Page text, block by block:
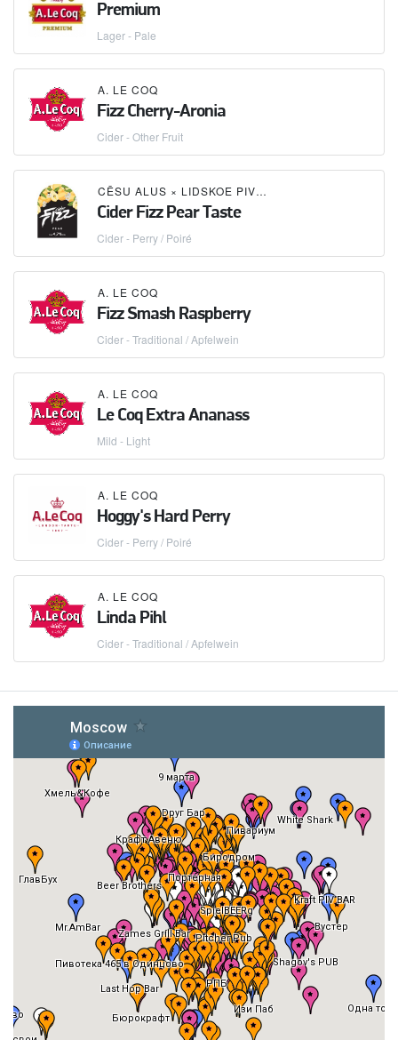
Premium
Lager - Pale
A. LE COQ
Fizz Cherry-Aronia
Cider - Other Fruit
CĒSU ALUS × LIDSKOE PIVO (ЛИДСКОЕ ПИВО)
Cider Fizz Pear Taste
Cider - Perry / Poiré
A. LE COQ
Fizz Smash Raspberry
Cider - Traditional / Apfelwein
A. LE COQ
Le Coq Extra Ananass
Mild - Light
A. LE COQ
Hoggy's Hard Perry
Cider - Perry / Poiré
A. LE COQ
Linda Pihl
Cider - Traditional / Apfelwein